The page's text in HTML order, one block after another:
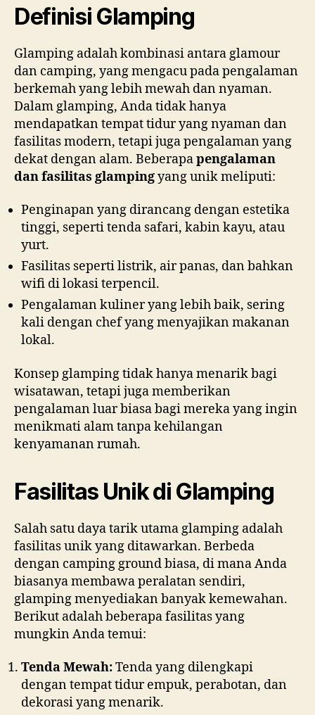
Definisi Glamping
Glamping adalah kombinasi antara glamour
dan camping, yang mengacu pada pengalaman
berkemah yang lebih mewah dan nyaman.
Dalam glamping, Anda tidak hanya
mendapatkan tempat tidur yang nyaman dan
fasilitas modern, tetapi juga pengalaman yang
dekat dengan alam. Beberapapengalaman
dan fasilitas glampingyang unik meliputi:
Penginapan yang dirancang dengan estetika
tinggi, seperti tenda safari, kabin kayu, atau
yurt.
Fasilitas seperti listrik, air panas, dan bahkan
wifi di lokasi terpencil.
Pengalaman kuliner yang lebih baik, sering
kali dengan chef yang menyajikan makanan
lokal.
Konsep glamping tidak hanya menarik bagi
wisatawan, tetapi juga memberikan
pengalaman luar biasa bagi mereka yang ingin
menikmati alam tanpa kehilangan
kenyamanan rumah.
Fasilitas Unik di Glamping
Salah satu daya tarik utama glamping adalah
fasilitas unik yang ditawarkan. Berbeda
dengan camping ground biasa, di mana Anda
biasanya membawa peralatan sendiri,
glamping menyediakan banyak kemewahan.
Berikut adalah beberapa fasilitas yang
mungkin Anda temui:
Tenda Mewah:Tenda yang dilengkapi
dengan tempat tidur empuk, perabotan, dan
dekorasi yang menarik.